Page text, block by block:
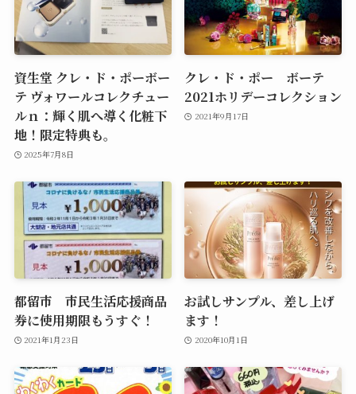
資生堂 クレ・ド・ポーボー
テ ヴォワールコレクチュー
ルｎ：輝く肌へ導く化粧下
地！限定特典も。
2025年7月8日
クレ・ド・ポー ボーテ
2021ホリデーコレクション
2021年9月17日
都留市 市民生活応援商品
券に使用期限もうすぐ！
2021年1月23日
お試しサンプル、差し上げ
ます！
2020年10月1日